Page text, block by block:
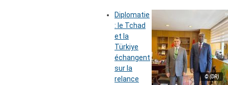
© (DR)
Diplomatie
: le Tchad
et la
Türkiye
échangent
sur la
relance